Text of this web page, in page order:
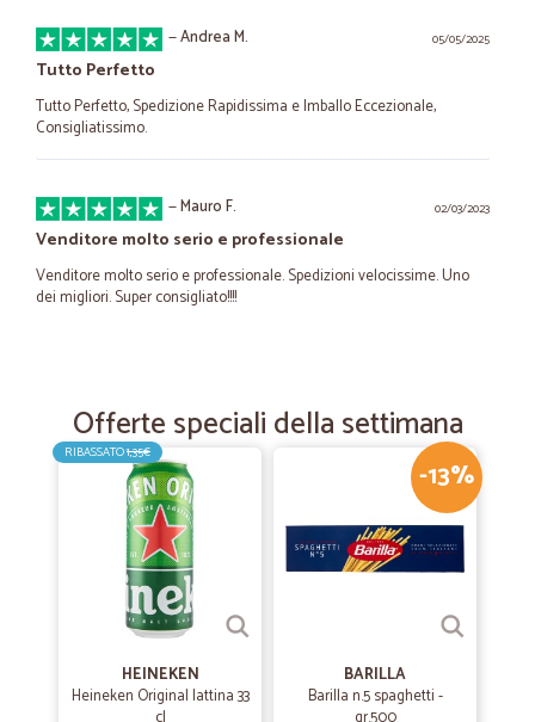
05/05/2025
—Andrea M.
Tutto Perfetto
Tutto Perfetto, Spedizione Rapidissima e Imballo Eccezionale,
Consigliatissimo.
02/03/2023
—Mauro F.
Venditore molto serio e professionale
Venditore molto serio e professionale. Spedizioni velocissime. Uno
dei migliori. Super consigliato!!!!
cordiali
cordiali, tempestivi e puntuali, ottimo acquisto e fornitore inserito
nella rubrica per i prossimi acquisti di ortofrutta.
19/05/2021
— Carla B.
Arrivata, puntuale
14/03/2021
—Maria giovanna Z.
Offerte speciali della settimana
RIBASSATO1,35€
HEINEKEN
Heineken Original lattina 33
-13%
BARILLA
Barilla n.5 spaghetti -